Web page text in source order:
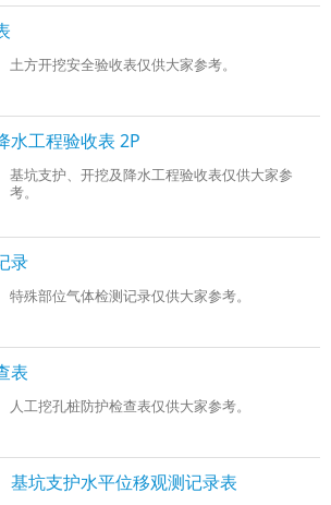
土方开挖安全验收表仅供大家参考。
水工程验收表 2P
基坑支护、开挖及降水工程验收表仅供大家参
考。
录
特殊部位气体检测记录仅供大家参考。
表
人工挖孔桩防护检查表仅供大家参考。
基坑支护水平位移观测记录表